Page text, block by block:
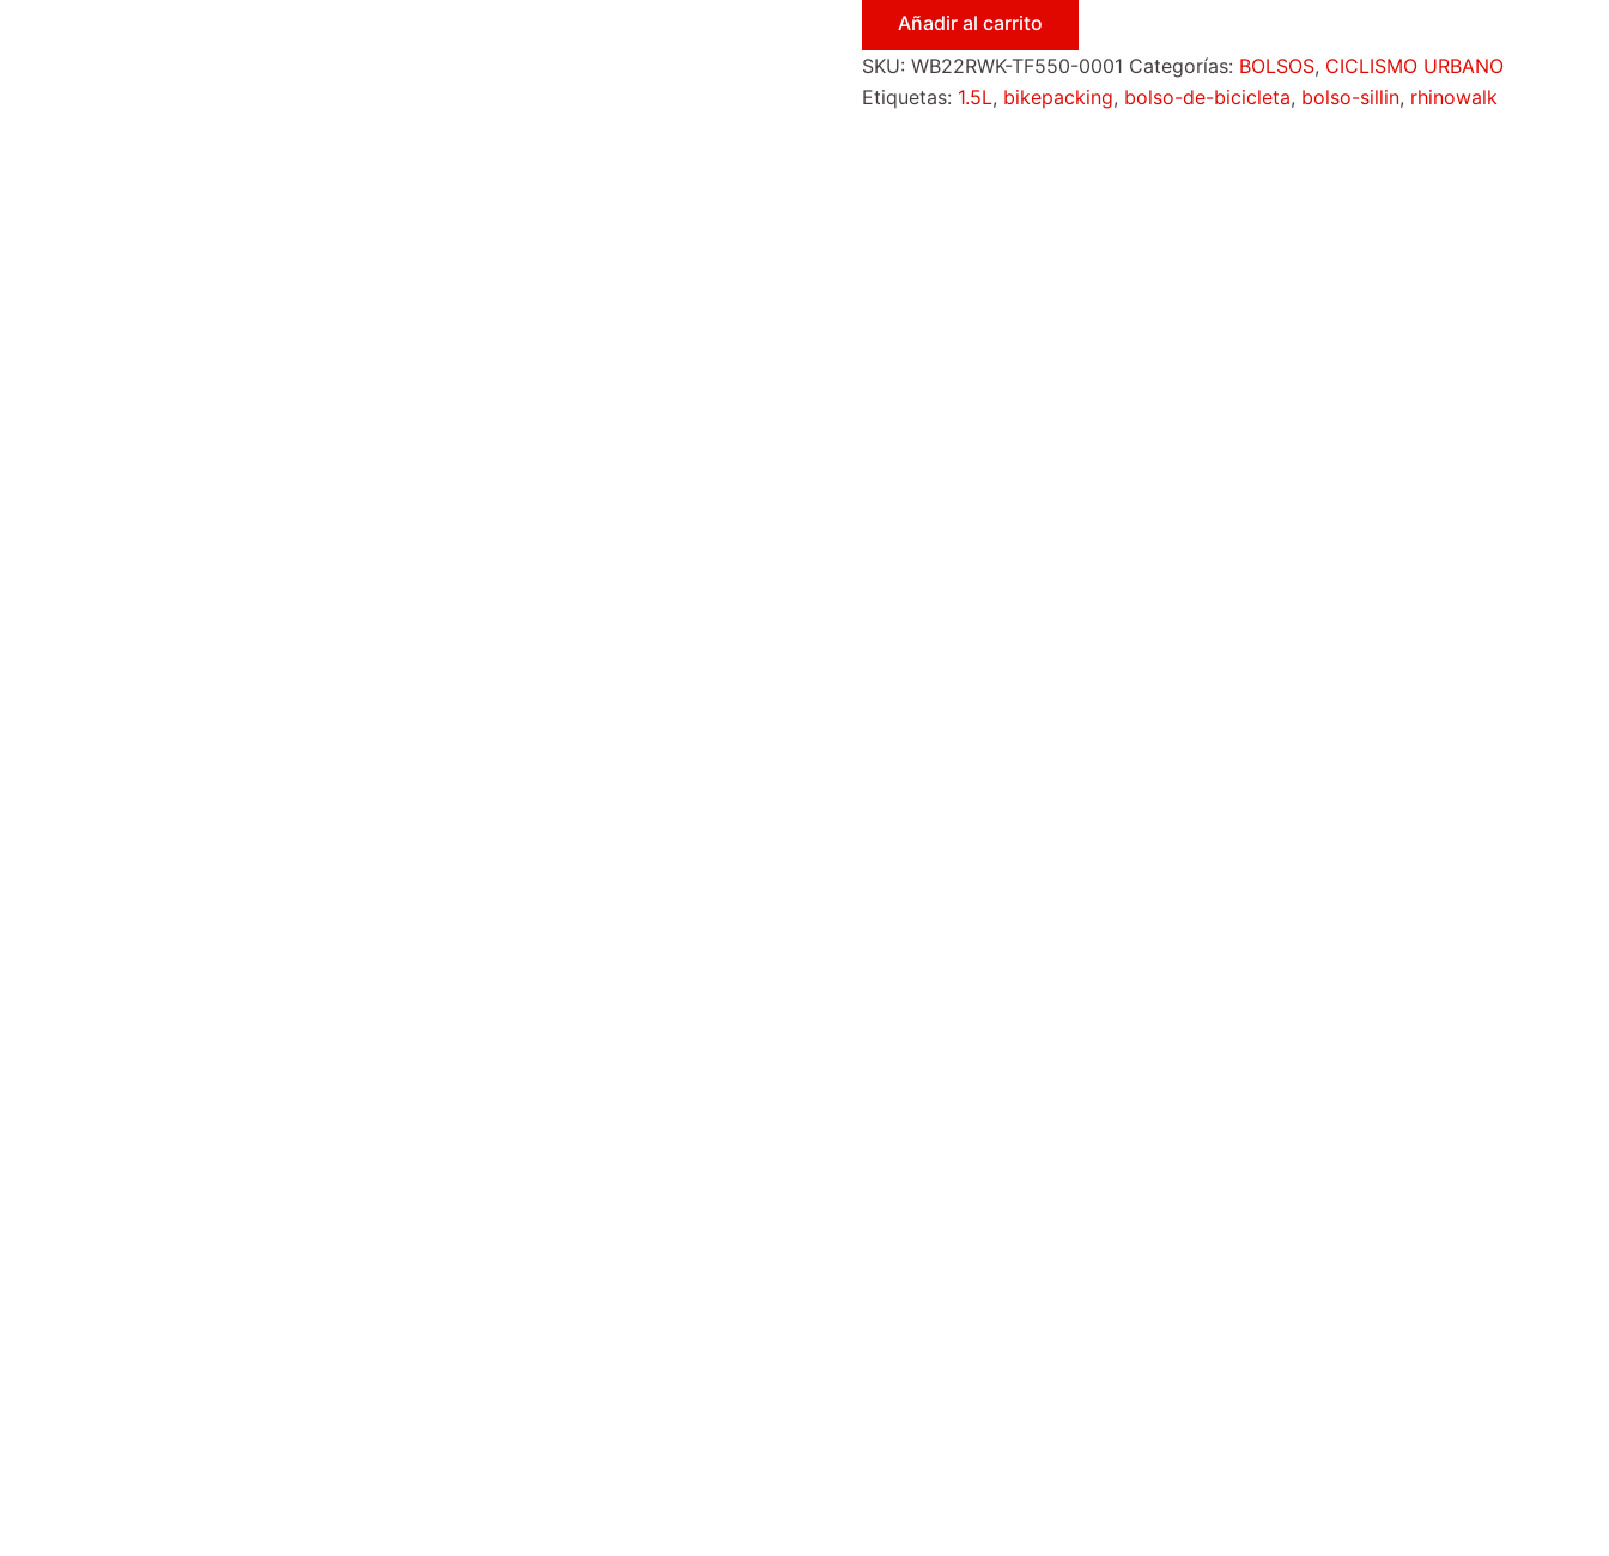
Añadir al carrito
SKU: WB22RWK-TF550-0001 Categorías: BOLSOS, CICLISMO URBANO
Etiquetas: 1.5L, bikepacking, bolso-de-bicicleta, bolso-sillin, rhinowalk